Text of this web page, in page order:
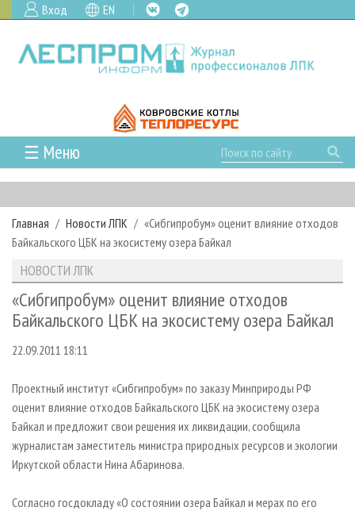
Вход EN
☰ Меню
ГЛАВНАЯ
РУБРИКИ И ТЕМЫ
РУБРИКИ ЖУРНАЛА
ЛЕСОЗАГОТОВКА
ЛЕСОПИЛЕНИЕ
ПРОИЗВОДСТВО ДРЕВЕСНЫХ ПЛИТ
ДЕРЕВЯННОЕ ДОМОСТРОЕНИЕ
ПРОИЗВОДСТВО МЕБЕЛИ
БИОЭНЕРГЕТИКА
ЦБП
НОВОСТИ
НОВОСТИ ЛПК
НОВОСТИ ЖУРНАЛА
ПРОЕКТЫ ЛПИ
АНАЛИТИКА
ПРЕДПРИЯТИЯ ЛПК
МОБИЛЬНЫЕ ВЫСТАВКИ
ПРИОРИТЕТНЫЕ ИНВЕСТПРОЕКТЫ
RUSSIAN FORESTRY REVIEW
ГАЗЕТА ЛЕСПРОМФОРУМ
АРХИВ
АРХИВ ЖУРНАЛОВ
О ЖУРНАЛЕ
ПОДПИСКА
РЕКЛАМОДАТЕЛЯМ
РЕКЛАМА НА САЙТЕ
Главная Новости ЛПК
«Сибгипробум» оценит влияние отходов
Байкальского ЦБК на экосистему озера Байкал
НОВОСТИ ЛПК
«Сибгипробум» оценит влияние отходов
Байкальского ЦБК на экосистему озера Байкал
22.09.2011 18:11
Проектный институт «Сибгипробум» по заказу Минприроды РФ
оценит влияние отходов Байкальского ЦБК на экосистему озера
Байкал и предложит свои решения их ликвидации, сообщила
журналистам заместитель министра природных ресурсов и экологии
Иркутской области Нина Абаринова.
Согласно госдокладу «О состоянии озера Байкал и мерах по его